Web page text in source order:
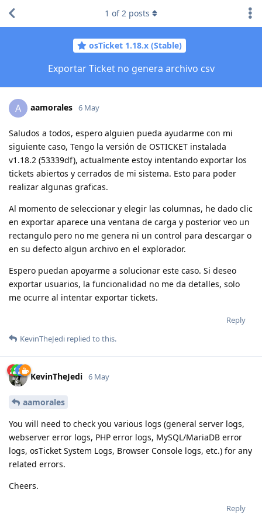
osTicket 1.18.x (Stable)
Exportar Ticket no genera archivo csv
1 of2 posts
A aamorales 6 May
Saludos a todos, espero alguien pueda ayudarme con mi
siguiente caso, Tengo la versión de OSTICKET instalada
v1.18.2 (53339df), actualmente estoy intentando exportar los
tickets abiertos y cerrados de mi sistema. Esto para poder
realizar algunas graficas.
Al momento de seleccionar y elegir las columnas, he dado clic
en exportar aparece una ventana de carga y posterior veo un
rectangulo pero no me genera ni un control para descargar o
en su defecto algun archivo en el explorador.
Espero puedan apoyarme a solucionar este caso. Si deseo
exportar usuarios, la funcionalidad no me da detalles, solo
me ocurre al intentar exportar tickets.
Reply
KevinTheJedi replied to this.
KevinTheJedi 6 May
aamorales
You will need to check you various logs (general server logs,
webserver error logs, PHP error logs, MySQL/MariaDB error
logs, osTicket System Logs, Browser Console logs, etc.) for any
related errors.
Cheers.
Reply